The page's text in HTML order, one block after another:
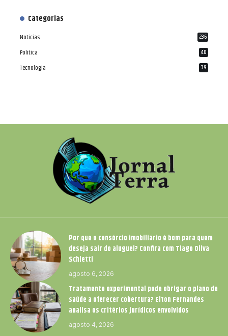
Categorias
Notícias 236
Política 40
Tecnologia 39
Por que o consórcio imobiliário é bom para quem
deseja sair do aluguel? Confira com Tiago Oliva
Schietti
agosto 6, 2026
Tratamento experimental pode obrigar o plano de
saúde a oferecer cobertura? Elton Fernandes
analisa os critérios jurídicos envolvidos
agosto 4, 2026